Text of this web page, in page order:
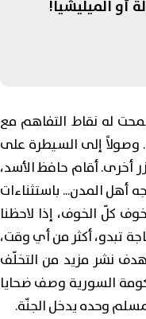
أو الميليشيا!
له نقاط التفاهم مع
وصولاً إلى السيطرة على
وتجاوز مأساة مجزرة حماة في فبراير 1982... ومجازر أخرى. أقام حافظ الأسد،
أهل المدن... باستثناءات
كلّ الخوف، إذا لاحظنا
تبدو، أكثر من أي وقت،
نشر مزيد من التخلّف
السورية وصف ضحايا
وحده يدخل الجنّة.